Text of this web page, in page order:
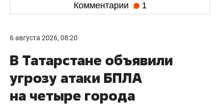
Комментарии 1
6 августа 2026, 08:20
В Татарстане объявили
угрозу атаки БПЛА
на четыре города